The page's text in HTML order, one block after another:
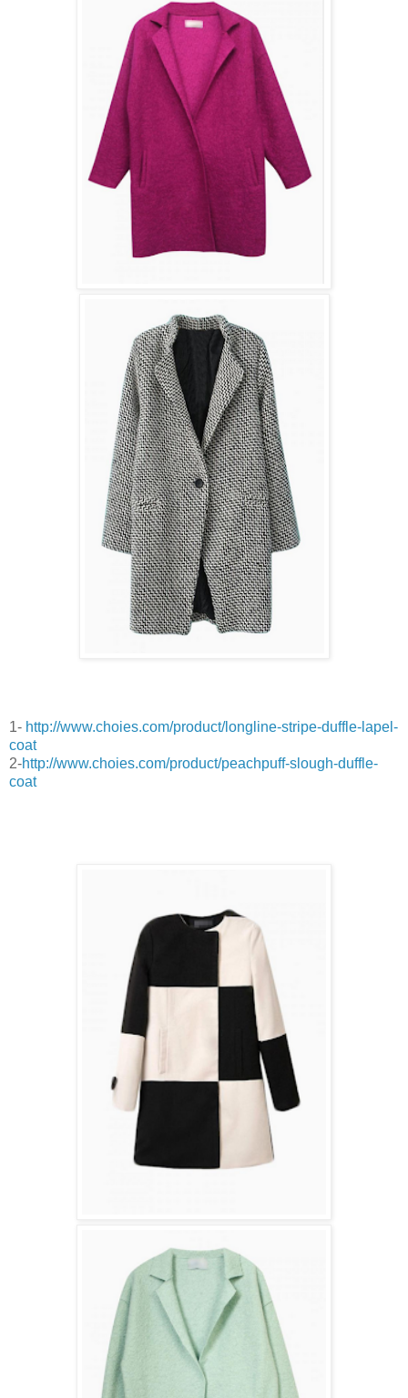
1- http://www.choies.com/product/longline-stripe-duffle-lapel-
coat
2-http://www.choies.com/product/peachpuff-slough-duffle-
coat